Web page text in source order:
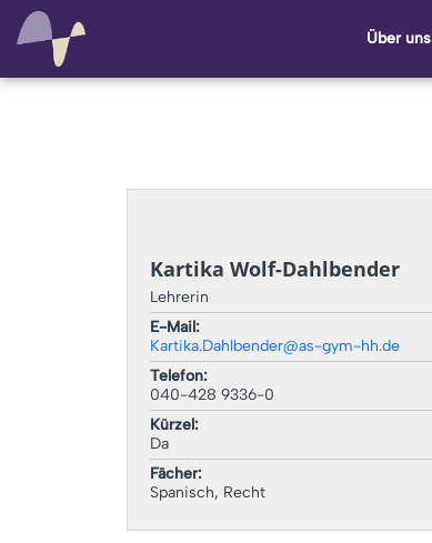
Über uns
Kartika Wolf-Dahlbender
Lehrerin
E-Mail:
Kartika.Dahlbender@as-gym-hh.de
Telefon:
040-428 9336-0
Kürzel:
Da
Fächer:
Spanisch, Recht